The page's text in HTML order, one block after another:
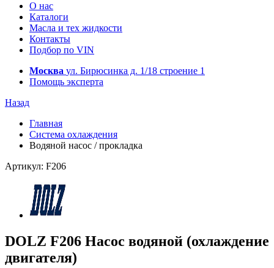
О нас
Каталоги
Масла и тех жидкости
Контакты
Подбор по VIN
Москва ул. Бирюсинка д. 1/18 строение 1
Помощь эксперта
Назад
Главная
Система охлаждения
Водяной насос / прокладка
Артикул: F206
DOLZ F206 Насос водяной (охлаждение
двигателя)